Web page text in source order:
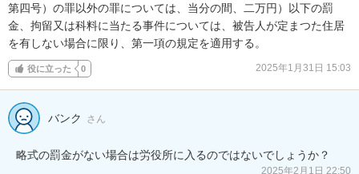
第四号）の罪以外の罪については、当分の間、二万円）以下の罰
金、拘留又は科料に当たる事件については、被告人が定まつた住居
を有しない場合に限り、第一項の規定を適用する。
役に立った 0 2025年1月31日 15:03
バンク さん
略式の罰金がない場合は労役所に入るのではないでしょうか？
2025年2月1日 22:50